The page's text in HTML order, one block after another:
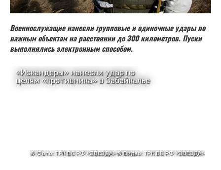
Военнослужащие нанесли групповые и одиночные удары по
важным объектам на расстоянии до 300 километров. Пуски
выполнялись электронным способом.